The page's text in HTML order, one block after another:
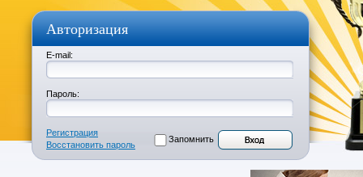
Авторизация
E-mail:
Пароль:
Регистрация
Восстановить пароль
Запомнить